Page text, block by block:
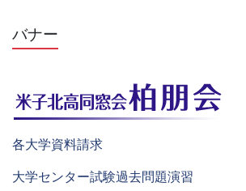
バナー
各大学資料請求
大学センター試験過去問題演習